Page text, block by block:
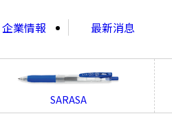
企業情報 最新消息
SARASA